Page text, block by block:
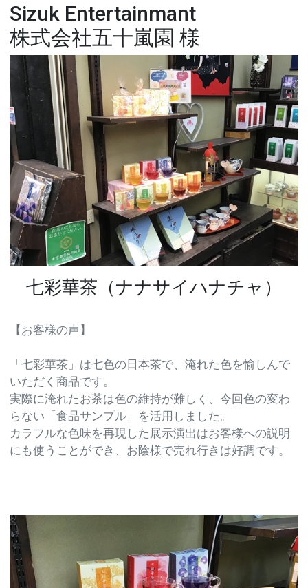
Sizuk Entertainmant
株式会社五十嵐園 様
七彩華茶（ナナサイハナチャ）
【お客様の声】
「七彩華茶」は七色の日本茶で、淹れた色を愉しんで
いただく商品です。
実際に淹れたお茶は色の維持が難しく、今回色の変わ
らない「食品サンプル」を活用しました。
カラフルな色味を再現した展示演出はお客様への説明
にも使うことができ、お陰様で売れ行きは好調です。